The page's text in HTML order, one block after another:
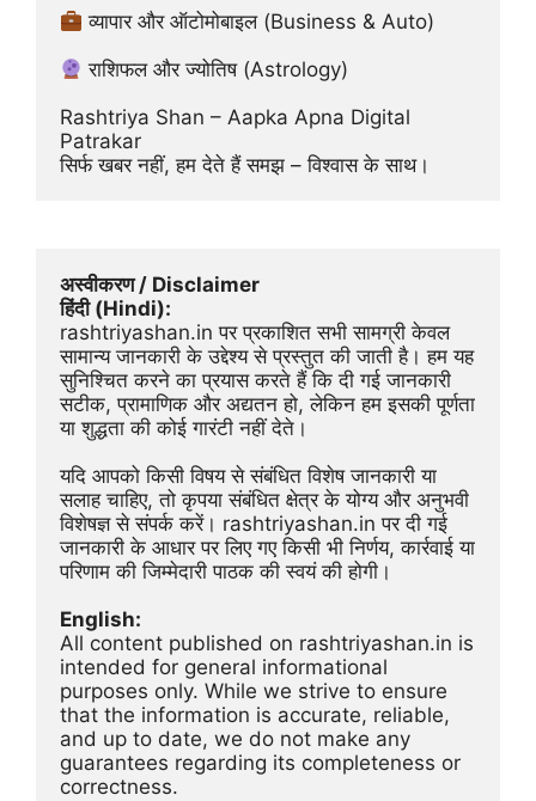
व्यापार और ऑटोमोबाइल (Business & Auto)
राशिफल और ज्योतिष (Astrology)
Rashtriya Shan – Aapka Apna Digital
Patrakar
सिर्फ खबर नहीं, हम देते हैं समझ – विश्वास के साथ।
अस्वीकरण / Disclaimer
हिंदी (Hindi):
rashtriyashan.in पर प्रकाशित सभी सामग्री केवल
सामान्य जानकारी के उद्देश्य से प्रस्तुत की जाती है। हम यह
सुनिश्चित करने का प्रयास करते हैं कि दी गई जानकारी
सटीक, प्रामाणिक और अद्यतन हो, लेकिन हम इसकी पूर्णता
या शुद्धता की कोई गारंटी नहीं देते।
यदि आपको किसी विषय से संबंधित विशेष जानकारी या
सलाह चाहिए, तो कृपया संबंधित क्षेत्र के योग्य और अनुभवी
विशेषज्ञ से संपर्क करें। rashtriyashan.in पर दी गई
जानकारी के आधार पर लिए गए किसी भी निर्णय, कार्रवाई या
परिणाम की जिम्मेदारी पाठक की स्वयं की होगी।
English:
All content published on rashtriyashan.in is
intended for general informational
purposes only. While we strive to ensure
that the information is accurate, reliable,
and up to date, we do not make any
guarantees regarding its completeness or
correctness.